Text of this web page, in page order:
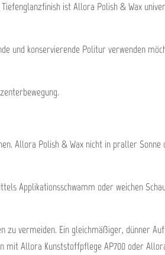
ist Allora Polish & Wax
und konservierende Politur verwenden
Allora Polish & Wax nicht in praller Sonne
Applikationsschwamm oder weichen
zu vermeiden. Ein gleichmäßiger, dünner
Allora Kunststoffpflege AP700 oder